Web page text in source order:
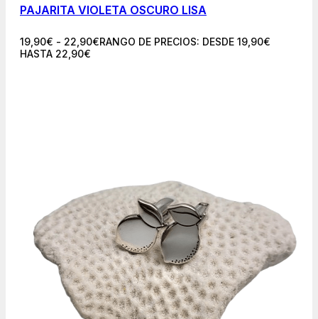
PAJARITA VIOLETA OSCURO LISA
19,90€ - 22,90€RANGO DE PRECIOS: DESDE 19,90€
HASTA 22,90€